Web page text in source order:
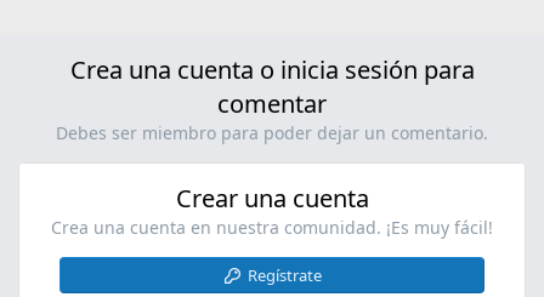
Crea una cuenta o inicia sesión para
comentar
Debes ser miembro para poder dejar un comentario.
Crear una cuenta
Crea una cuenta en nuestra comunidad. ¡Es muy fácil!
Regístrate